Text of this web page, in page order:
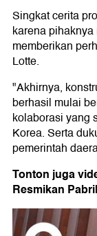
Singkat cerita
karena
memberikan
Lotte.
"Akhirnya,
berhasil mulai
kolaborasi yang
Korea. Serta
pemerintah
Tonton juga
Resmikan